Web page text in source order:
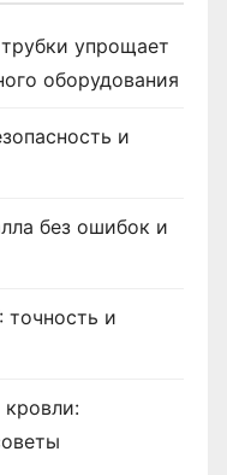
упрощает
оборудования
и
без ошибок и
точность и